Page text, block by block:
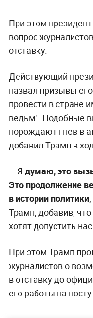
При этом
вопрос
отставку.
Действующий
назвал призывы
провести в стране
ведьм". Подобные
порождают гнев в
добавил Трамп в
— Я думаю, это
Это продолжение
в истории политики
Трамп, добавив, что
хотят допустить
При этом Трамп
журналистов о
в отставку до
его работы на